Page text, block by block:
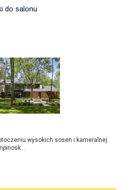
do salonu
wysokich sosen i kameralnej